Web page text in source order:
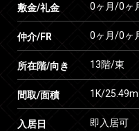
敷金/礼金 0ヶ月/0ヶ
仲介/FR 0ヶ月/0ヶ
所在階/向き 13階/東
間取/面積 1K/25.49m
入居日 即入居可